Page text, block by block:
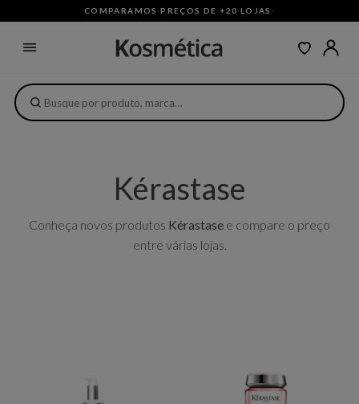
COMPARAMOS PREÇOS DE +20 LOJAS ·
Kérastase
Conheça novos produtos Kérastase e compare o preço
entre várias lojas.